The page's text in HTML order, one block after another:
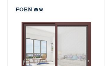
anti-pencurian sangat baik.
berbagai jenis pintu untuk
kebutuhan arsitektur.